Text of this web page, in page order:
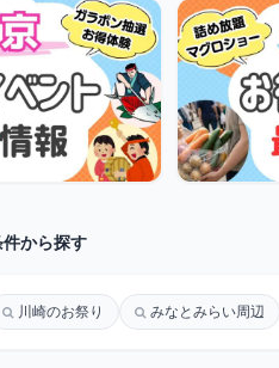
から探す
川崎のお祭り みなとみらい周辺